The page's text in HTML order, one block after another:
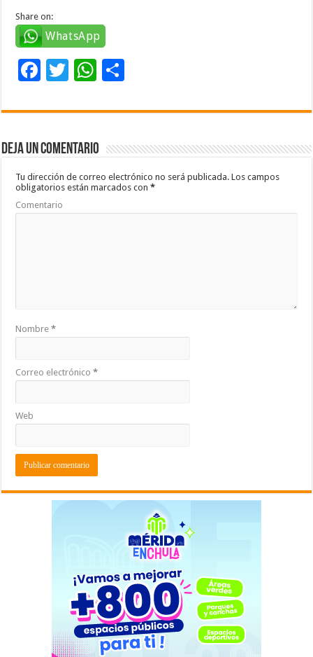
Share on:
WhatsApp
F
e
b
o
o
k
T
tt
er
W
at
sA
p
p
m
ar
ti
Deja un comentario
Tu dirección de correo electrónico no será publicada. Los campos
obligatorios están marcados con*
Comentario
Nombre*
Correo electrónico*
Web